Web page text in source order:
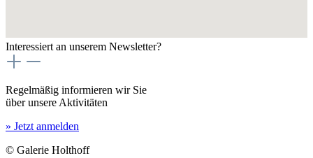
Interessiert an unserem Newsletter?
Regelmäßig informieren wir Sie
über unsere Aktivitäten
» Jetzt anmelden
© Galerie Holthoff